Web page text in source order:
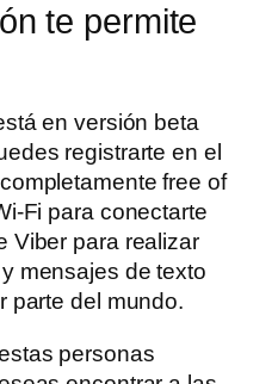
te permite
en versión beta
registrarte en el
free of
Fi para conectarte
Viber para realizar
mensajes de texto
parte del mundo.
personas